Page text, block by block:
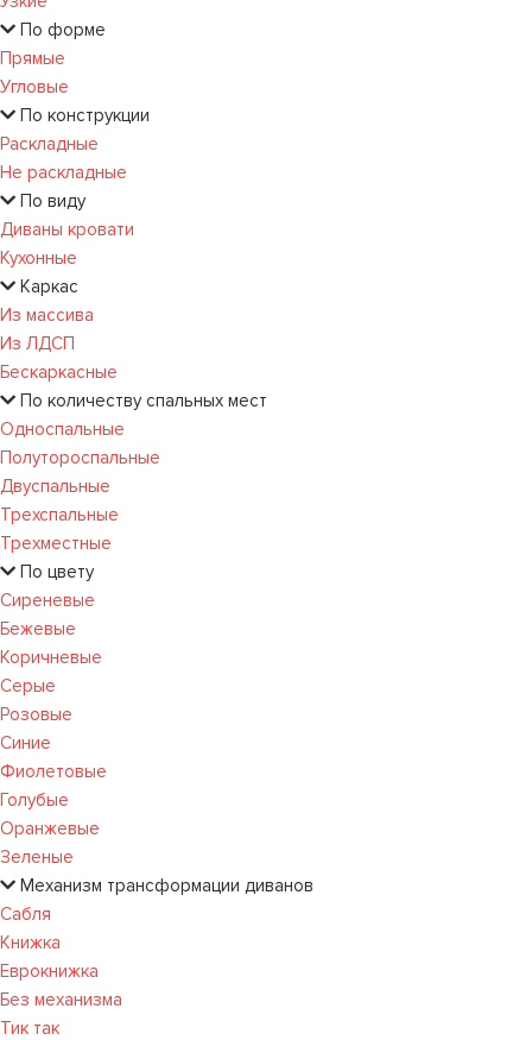
По форме
Прямые
Угловые
По конструкции
Раскладные
Не раскладные
По виду
Диваны кровати
Кухонные
Каркас
Из массива
Из ЛДСП
Бескаркасные
По количеству спальных мест
Односпальные
Полутороспальные
Двуспальные
Трехспальные
Трехместные
По цвету
Сиреневые
Бежевые
Коричневые
Серые
Розовые
Синие
Фиолетовые
Голубые
Оранжевые
Зеленые
Механизм трансформации диванов
Сабля
Книжка
Еврокнижка
Без механизма
Тик так